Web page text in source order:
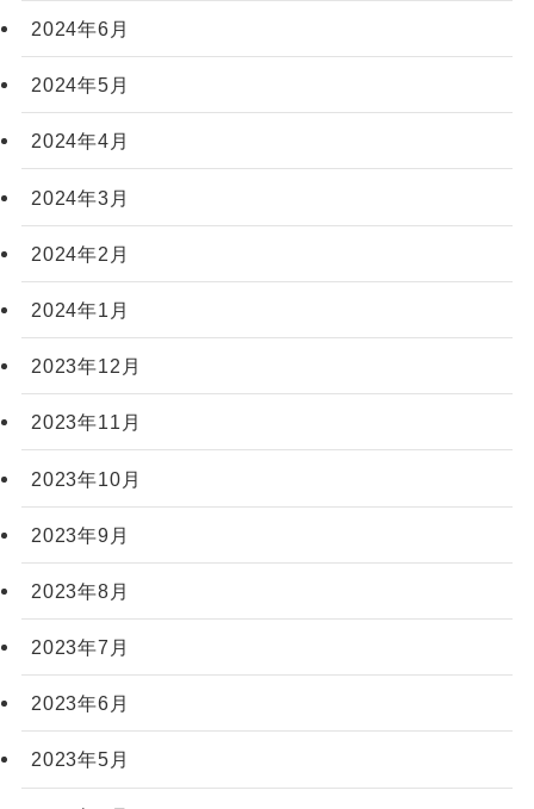
2024年6月
2024年5月
2024年4月
2024年3月
2024年2月
2024年1月
2023年12月
2023年11月
2023年10月
2023年9月
2023年8月
2023年7月
2023年6月
2023年5月